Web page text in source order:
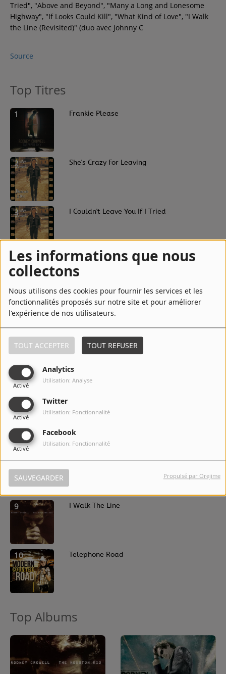
Les informations que nous
collectons
Nous utilisons des cookies pour fournir les services et les
fonctionnalités proposés sur notre site et pour améliorer
l'expérience de nos utilisateurs.
TOUT ACCEPTER TOUT REFUSER
Analytics
Activé
Utilisation: Analyse
Twitter
Activé
Utilisation: Fonctionnalité
Facebook
Activé
Utilisation: Fonctionnalité
SAUVEGARDER Propulsé par Orejime
Tried", "Above and Beyond", "Many a Long and Lonesome
Highway", "If Looks Could Kill", "What Kind of Love", "I Walk
the Line (Revisited)" (duo avec Johnny C
Source
Top Titres
1 Frankie Please
2 She's Crazy For Leaving
3 I Couldn't Leave You If I Tried
4 I Wish It Would Rain
5 It Ain't Over Yet
8
9 I Walk The Line
10 Telephone Road
Top Albums